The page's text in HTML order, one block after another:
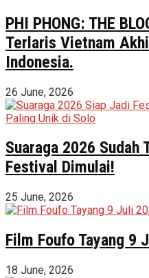
PHI PHONG: THE
Terlaris Vietnam
Indonesia.
26 June, 2026
Suaraga 2026 Sudah
Festival Dimulai!
25 June, 2026
Film Foufo Tayang 9
18 June, 2026